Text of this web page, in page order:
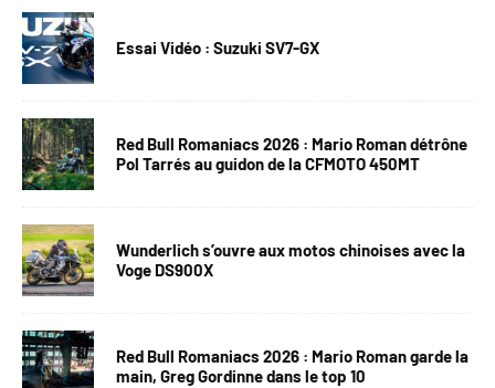
Essai Vidéo : Suzuki SV7-GX
Red Bull Romaniacs 2026 : Mario Roman détrône
Pol Tarrés au guidon de la CFMOTO 450MT
Wunderlich s’ouvre aux motos chinoises avec la
Voge DS900X
Red Bull Romaniacs 2026 : Mario Roman garde la
main, Greg Gordinne dans le top 10